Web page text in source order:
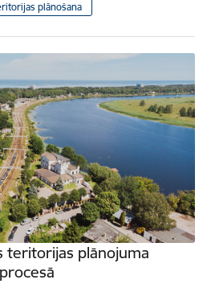
plānošana
teritorijas plānojuma